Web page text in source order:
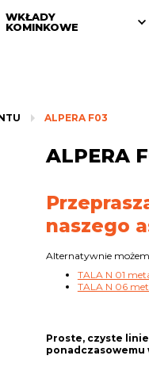
WKŁADY
KOMINKOWE
ALPERA F03
ALPERA
naszego
Alternatywnie
TALA N 01
TALA N 06
Proste, czyste
ponadczasowemu